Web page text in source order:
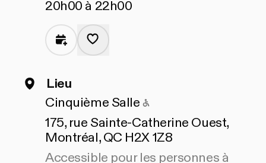
20h00 à 22h00
Lieu
Cinquième Salle
175, rue Sainte-Catherine Ouest,
Montréal, QC H2X 1Z8
Accessible pour les personnes à